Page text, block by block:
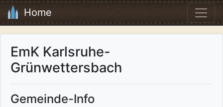
Home
EmK Karlsruhe-
Grünwettersbach
Gemeinde-Info